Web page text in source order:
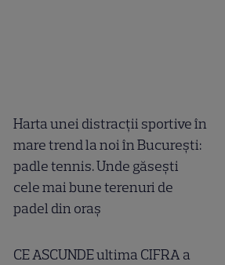
Harta unei distracții sportive în
mare trend la noi în București:
padle tennis. Unde găsești
cele mai bune terenuri de
padel din oraș
CE ASCUNDE ultima CIFRA a